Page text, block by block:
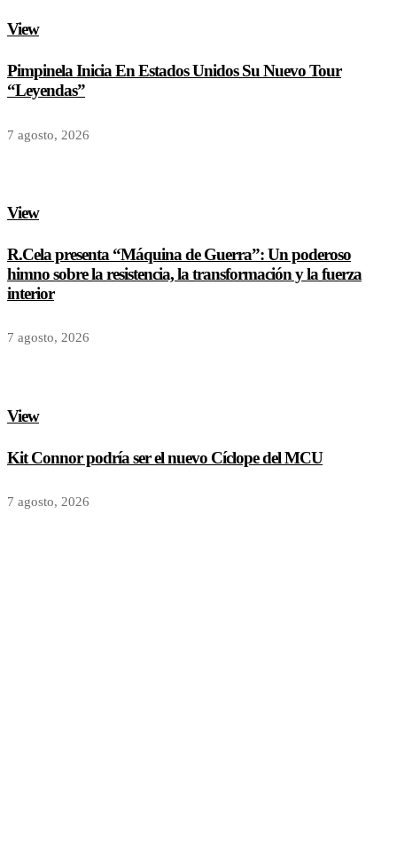
View
Pimpinela Inicia En Estados Unidos Su Nuevo Tour
“Leyendas”
7 agosto, 2026
View
R.Cela presenta “Máquina de Guerra”: Un poderoso
himno sobre la resistencia, la transformación y la fuerza
interior
7 agosto, 2026
View
Kit Connor podría ser el nuevo Cíclope del MCU
7 agosto, 2026